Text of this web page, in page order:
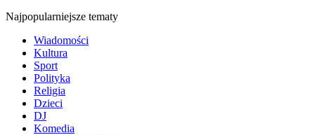
Najpopularniejsze tematy
Wiadomości
Kultura
Sport
Polityka
Religia
Dzieci
DJ
Komedia